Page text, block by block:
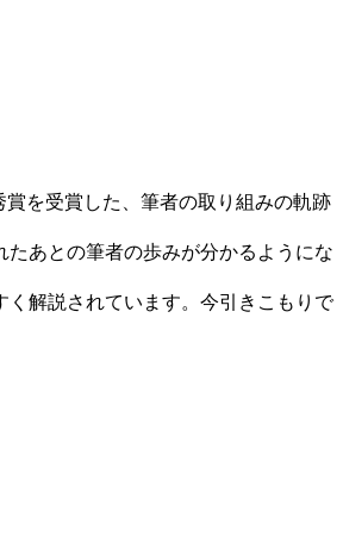
を受賞した、筆者の取り組みの軌跡
あとの筆者の歩みが分かるようにな
解説されています。今引きこもりで